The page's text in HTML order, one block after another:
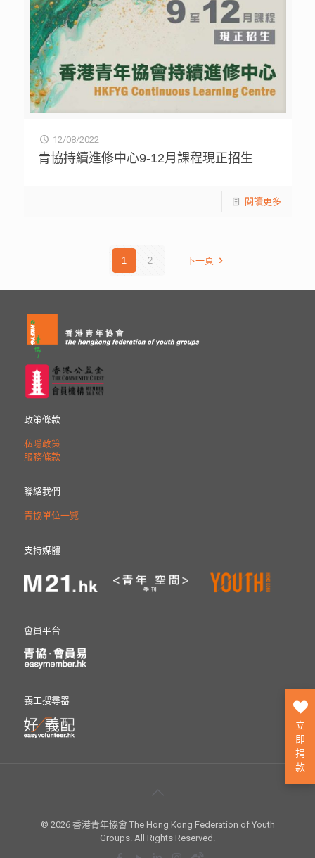
12/08/2022
青協持續進修中心9-12月課程現正招生
閱讀更多
1 2 下一頁
政策條款
私隱政策
服務條款
聯絡我們
青協單位一覽
支持媒體
會員平台
義工搜尋器
© 2026 香港青年協會 The Hong Kong Federation of Youth
Groups. All Rights Reserved.
立
即
捐
款